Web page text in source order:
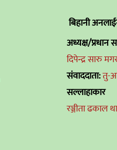
बिहानी
अध्यक्ष/प्रधान
दिपेन्द्र सारु
संवाददाता:तु-
सल्लाहाकार
रञ्जीता ढकाल